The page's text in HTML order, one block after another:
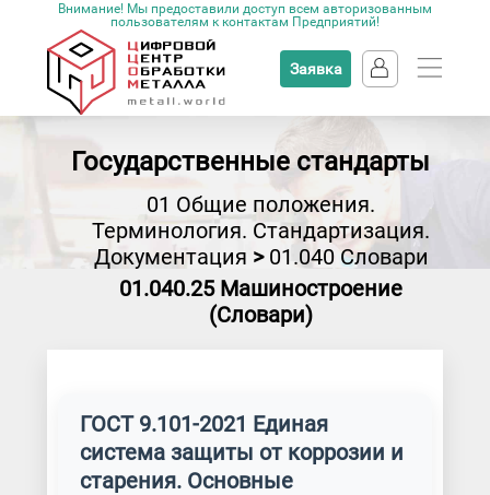
Внимание! Мы предоставили доступ всем авторизованным
пользователям к контактам Предприятий!
Заявка
Государственные стандарты
01 Общие положения.
Терминология. Стандартизация.
Документация > 01.040 Словари
01.040.25 Машиностроение
(Словари)
ГОСТ 9.101-2021 Единая
система защиты от коррозии и
старения. Основные